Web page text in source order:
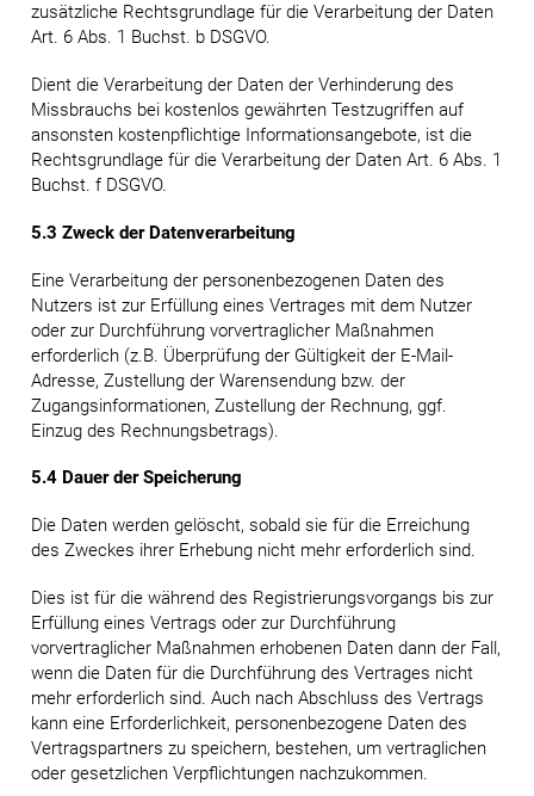
zusätzliche Rechtsgrundlage für die Verarbeitung der Daten
Art. 6 Abs. 1 Buchst. b DSGVO.
Dient die Verarbeitung der Daten der Verhinderung des
Missbrauchs bei kostenlos gewährten Testzugriffen auf
ansonsten kostenpflichtige Informationsangebote, ist die
Rechtsgrundlage für die Verarbeitung der Daten Art. 6 Abs. 1
Buchst. f DSGVO.
5.3 Zweck der Datenverarbeitung
Eine Verarbeitung der personenbezogenen Daten des
Nutzers ist zur Erfüllung eines Vertrages mit dem Nutzer
oder zur Durchführung vorvertraglicher Maßnahmen
erforderlich (z.B. Überprüfung der Gültigkeit der E-Mail-
Adresse, Zustellung der Warensendung bzw. der
Zugangsinformationen, Zustellung der Rechnung, ggf.
Einzug des Rechnungsbetrags).
5.4 Dauer der Speicherung
Die Daten werden gelöscht, sobald sie für die Erreichung
des Zweckes ihrer Erhebung nicht mehr erforderlich sind.
Dies ist für die während des Registrierungsvorgangs bis zur
Erfüllung eines Vertrags oder zur Durchführung
vorvertraglicher Maßnahmen erhobenen Daten dann der Fall,
wenn die Daten für die Durchführung des Vertrages nicht
mehr erforderlich sind. Auch nach Abschluss des Vertrags
kann eine Erforderlichkeit, personenbezogene Daten des
Vertragspartners zu speichern, bestehen, um vertraglichen
oder gesetzlichen Verpflichtungen nachzukommen.